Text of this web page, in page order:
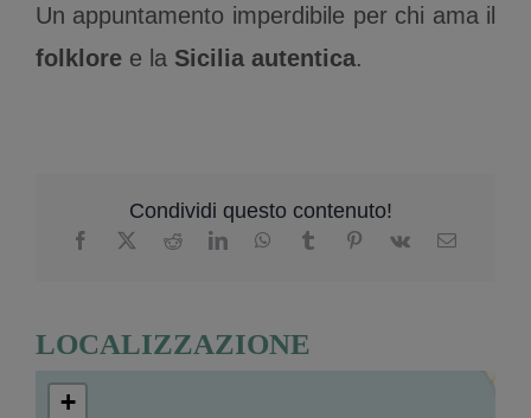
Un appuntamento imperdibile per chi ama il
folkloree la Sicilia autentica.
Condividi questo contenuto!
LOCALIZZAZIONE
+